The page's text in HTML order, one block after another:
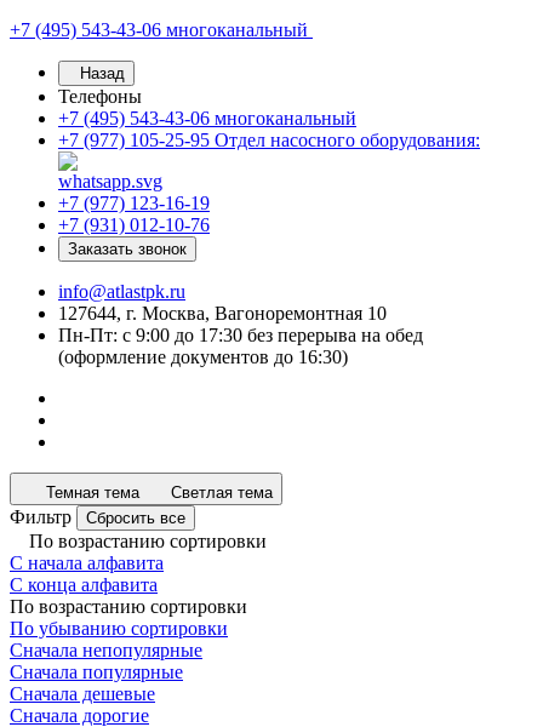
+7 (495) 543-43-06 многоканальный
Назад
Телефоны
+7 (495) 543-43-06 многоканальный
+7 (977) 105-25-95 Отдел насосного оборудования:
+7 (977) 123-16-19
+7 (931) 012-10-76
Заказать звонок
info@atlastpk.ru
127644, г. Москва, Вагоноремонтная 10
Пн-Пт: с 9:00 до 17:30 без перерыва на обед
(оформление документов до 16:30)
Темная тема Светлая тема
Фильтр Сбросить все
По возрастанию сортировки
С начала алфавита
С конца алфавита
По возрастанию сортировки
По убыванию сортировки
Сначала непопулярные
Сначала популярные
Сначала дешевые
Сначала дорогие